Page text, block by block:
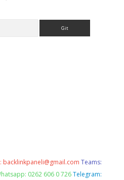
backlinkpaneli@gmail.com Teams:
0262 606 0 726 Telegram: